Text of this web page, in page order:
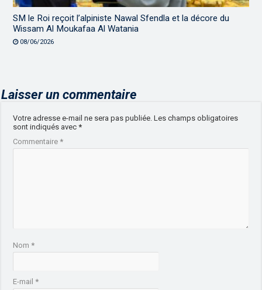
SM le Roi reçoit l’alpiniste Nawal Sfendla et la décore du
Wissam Al Moukafaa Al Watania
08/06/2026
Laisser un commentaire
Votre adresse e-mail ne sera pas publiée. Les champs obligatoires
sont indiqués avec*
Commentaire*
Nom*
E-mail*